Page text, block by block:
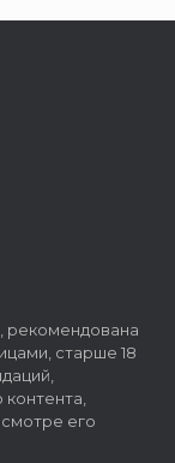
рекомендована
старше 18
его